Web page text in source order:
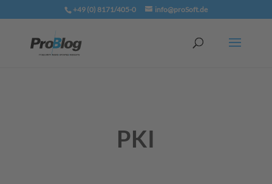
+49 (0) 8171/405-0 info@proSoft.de
PKI